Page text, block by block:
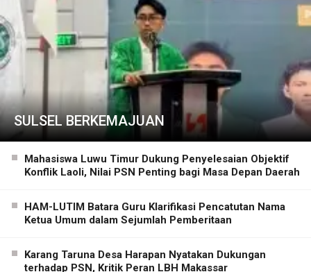
SULSEL BERKEMAJUAN
Mahasiswa Luwu Timur Dukung Penyelesaian Objektif
Konflik Laoli, Nilai PSN Penting bagi Masa Depan Daerah
HAM-LUTIM Batara Guru Klarifikasi Pencatutan Nama
Ketua Umum dalam Sejumlah Pemberitaan
Karang Taruna Desa Harapan Nyatakan Dukungan
terhadap PSN, Kritik Peran LBH Makassar